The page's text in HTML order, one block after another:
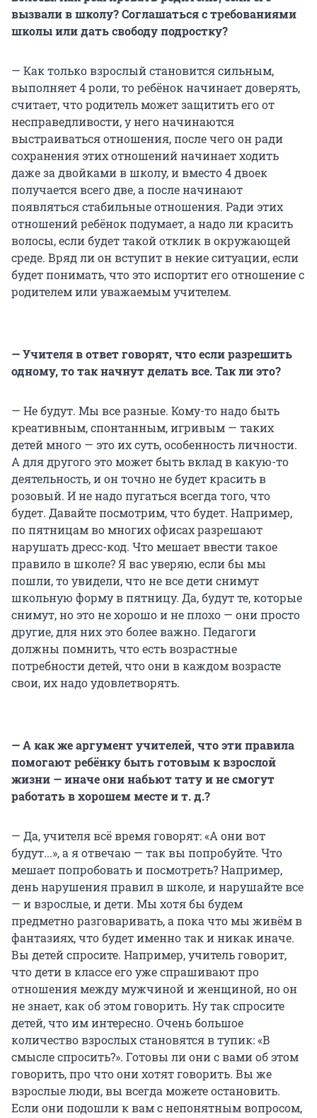
вызвали в школу? Соглашаться с требованиями
школы или дать свободу подростку?
— Как только взрослый становится сильным,
выполняет 4 роли, то ребёнок начинает доверять,
считает, что родитель может защитить его от
несправедливости, у него начинаются
выстраиваться отношения, после чего он ради
сохранения этих отношений начинает ходить
даже за двойками в школу, и вместо 4 двоек
получается всего две, а после начинают
появляться стабильные отношения. Ради этих
отношений ребёнок подумает, а надо ли красить
волосы, если будет такой отклик в окружающей
среде. Вряд ли он вступит в некие ситуации, если
будет понимать, что это испортит его отношение с
родителем или уважаемым учителем.
— Учителя в ответ говорят, что если разрешить
одному, то так начнут делать все. Так ли это?
— Не будут. Мы все разные. Кому-то надо быть
креативным, спонтанным, игривым — таких
детей много — это их суть, особенность личности.
А для другого это может быть вклад в какую-то
деятельность, и он точно не будет красить в
розовый. И не надо пугаться всегда того, что
будет. Давайте посмотрим, что будет. Например,
по пятницам во многих офисах разрешают
нарушать дресс-код. Что мешает ввести такое
правило в школе? Я вас уверяю, если бы мы
пошли, то увидели, что не все дети снимут
школьную форму в пятницу. Да, будут те, которые
снимут, но это не хорошо и не плохо — они просто
другие, для них это более важно. Педагоги
должны помнить, что есть возрастные
потребности детей, что они в каждом возрасте
свои, их надо удовлетворять.
— А как же аргумент учителей, что эти правила
помогают ребёнку быть готовым к взрослой
жизни — иначе они набьют тату и не смогут
работать в хорошем месте и т. д.?
— Да, учителя всё время говорят: «А они вот
будут...», а я отвечаю — так вы попробуйте. Что
мешает попробовать и посмотреть? Например,
день нарушения правил в школе, и нарушайте все
— и взрослые, и дети. Мы хотя бы будем
предметно разговаривать, а пока что мы живём в
фантазиях, что будет именно так и никак иначе.
Вы детей спросите. Например, учитель говорит,
что дети в классе его уже спрашивают про
отношения между мужчиной и женщиной, но он
не знает, как об этом говорить. Ну так спросите
детей, что им интересно. Очень большое
количество взрослых становятся в тупик: «В
смысле спросить?». Готовы ли они с вами об этом
говорить, про что они хотят говорить. Вы же
взрослые люди, вы всегда можете остановить.
Если они подошли к вам с непонятным вопросом,